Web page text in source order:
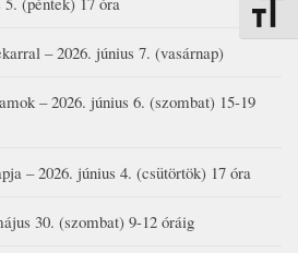
– 2026. június 7. (vasárnap)
– 2026. június 6. (szombat) 15-19
– 2026. június 4. (csütörtök) 17 óra
30. (szombat) 9-12 óráig